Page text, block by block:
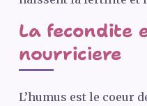
La fecondite
nourriciere
L’humus est le coeur